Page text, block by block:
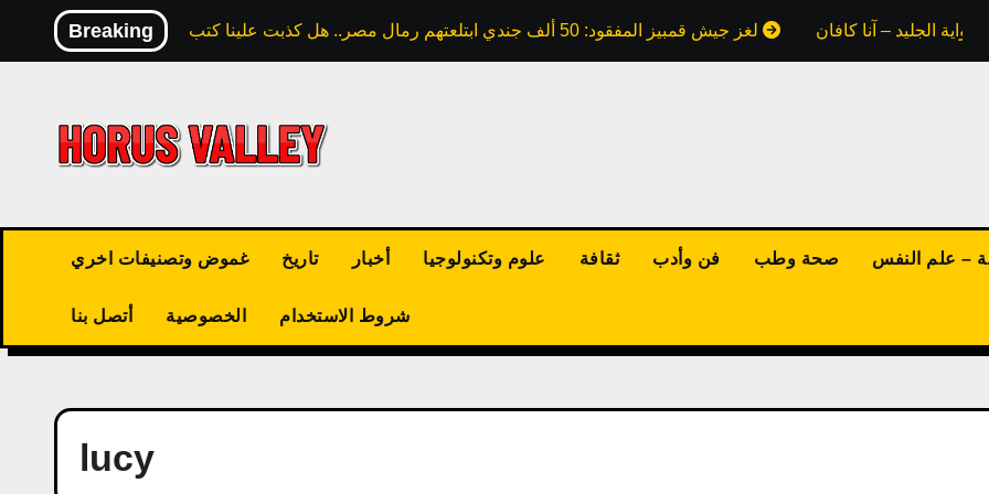
Breaking الجليد – آنا كافان لغز جيش قمبيز المفقود: 50 ألف جندي ابتلعتهم رمال مصر.. هل كذبت علينا كتب التاريخ؟
غموض وتصنيفات اخري تاريخ أخبار علوم وتكنولوجيا ثقافة فن وأدب صحة وطب – علم النفس
أتصل بنا الخصوصية شروط الاستخدام
lucy